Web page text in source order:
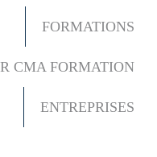
FORMATIONS
CMA FORMATION
ENTREPRISES